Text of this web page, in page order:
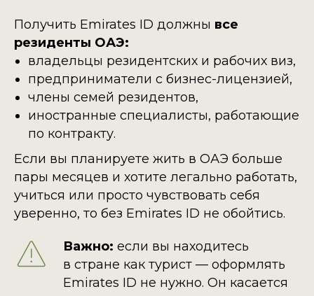
Получить Emirates ID должны все
резиденты ОАЭ:
владельцы резидентских и рабочих виз,
предприниматели с бизнес-лицензией,
члены семей резидентов,
иностранные специалисты, работающие
по контракту.
Если вы планируете жить в ОАЭ больше
пары месяцев и хотите легально работать,
учиться или просто чувствовать себя
уверенно, то без Emirates ID не обойтись.
Важно: если вы находитесь
в стране как турист — оформлять
Emirates ID не нужно. Он касается